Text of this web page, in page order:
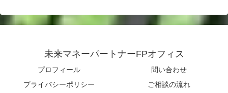
未来マネーパートナーFPオフィス
プロフィール
問い合わせ
プライバシーポリシー
ご相談の流れ